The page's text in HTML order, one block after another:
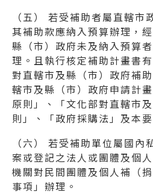
（五） 若受補助者屬直轄市
其補助款應納入預算辦理，
縣（市）政府未及納入預算
理。且執行核定補助計畫書
對直轄市及縣（市）政府補
轄市及縣（市）政府申請計
原則」、「文化部對直轄市
則」、「政府採購法」及本
（六） 若受補助單位屬國內
案或登記之法人或團體及個
機關對民間團體及個人補（
事項」辦理。